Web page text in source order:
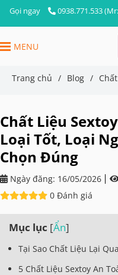
Gọi ngay 0938.771.533
MENU
Trang chủ / Blog /
Chất Liệu
Loại Tốt, Loại
Chọn Đúng
Ngày đăng: 16/05/2026
0 Đánh giá
Mục lục [Ẩn]
Tại Sao Chất Liệu Lại
5 Chất Liệu Sextoy An